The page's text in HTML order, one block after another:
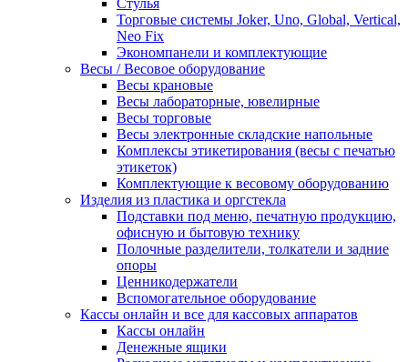
Стулья
Торговые системы Joker, Uno, Global, Vertical,
Neo Fix
Экономпанели и комплектующие
Весы / Весовое оборудование
Весы крановые
Весы лабораторные, ювелирные
Весы торговые
Весы электронные складские напольные
Комплексы этикетирования (весы с печатью
этикеток)
Комплектующие к весовому оборудованию
Изделия из пластика и оргстекла
Подставки под меню, печатную продукцию,
офисную и бытовую технику
Полочные разделители, толкатели и задние
опоры
Ценникодержатели
Вспомогательное оборудование
Кассы онлайн и все для кассовых аппаратов
Кассы онлайн
Денежные ящики